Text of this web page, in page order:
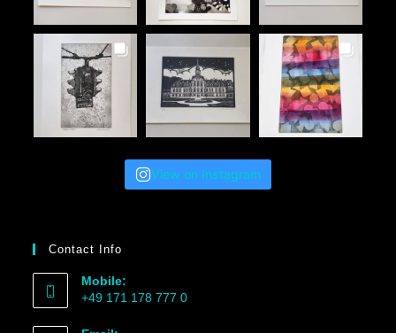
View on Instagram
Contact Info
Mobile:
+49 171 178 777 0